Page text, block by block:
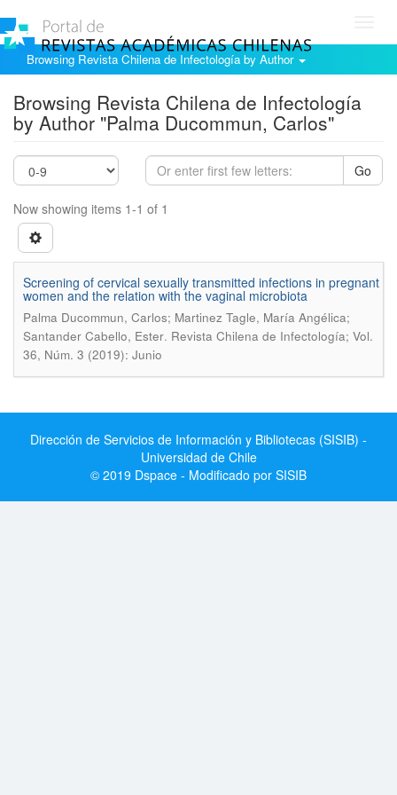
Browsing Revista Chilena de Infectología by Author
Browsing Revista Chilena de Infectología
by Author "Palma Ducommun, Carlos"
Go
Now showing items 1-1 of 1
Screening of cervical sexually transmitted infections in pregnant
women and the relation with the vaginal microbiota
Palma Ducommun, Carlos; Martinez Tagle, María Angélica;
Santander Cabello, Ester. Revista Chilena de Infectología; Vol.
36, Núm. 3 (2019): Junio
Dirección de Servicios de Información y Bibliotecas (SISIB) -
Universidad de Chile
© 2019 Dspace - Modificado por SISIB